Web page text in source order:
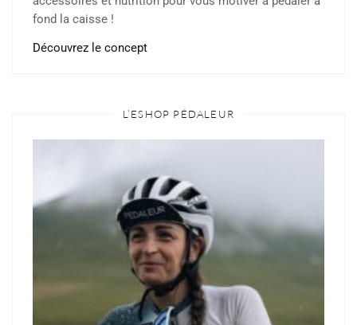
fond la caisse !
Découvrez le concept
L’ESHOP PÉDALEUR